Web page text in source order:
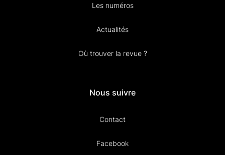
Les numéros
Actualités
Où trouver la revue ?
Nous suivre
Contact
Facebook